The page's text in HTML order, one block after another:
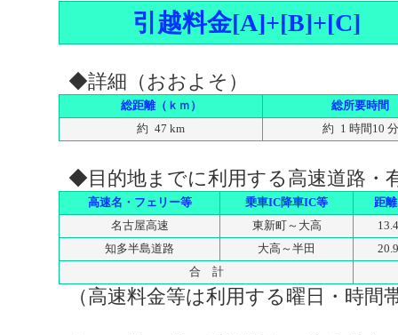
引越料金[A]+[B]+[C]
◆詳細（おおよそ）
総距離（ｋｍ）
総所要時間
約 47 km
約 1 時間10 分
◆目的地までに利用する高速道路・
高速名・フェリー等 乗車IC降車IC等
距
名古屋高速
東新町～大高
知多半島道路
大高～半田
合 計
（高速料金等は利用する曜日・時